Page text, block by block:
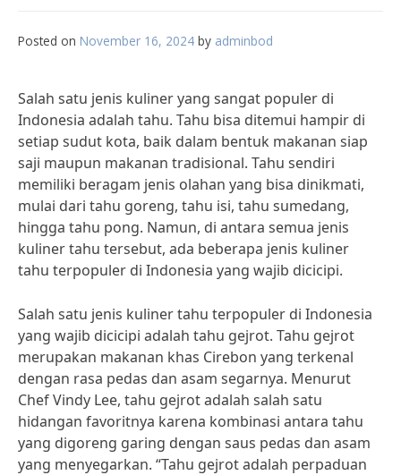
Posted on November 16, 2024 by adminbod
Salah satu jenis kuliner yang sangat populer di
Indonesia adalah tahu. Tahu bisa ditemui hampir di
setiap sudut kota, baik dalam bentuk makanan siap
saji maupun makanan tradisional. Tahu sendiri
memiliki beragam jenis olahan yang bisa dinikmati,
mulai dari tahu goreng, tahu isi, tahu sumedang,
hingga tahu pong. Namun, di antara semua jenis
kuliner tahu tersebut, ada beberapa jenis kuliner
tahu terpopuler di Indonesia yang wajib dicicipi.
Salah satu jenis kuliner tahu terpopuler di Indonesia
yang wajib dicicipi adalah tahu gejrot. Tahu gejrot
merupakan makanan khas Cirebon yang terkenal
dengan rasa pedas dan asam segarnya. Menurut
Chef Vindy Lee, tahu gejrot adalah salah satu
hidangan favoritnya karena kombinasi antara tahu
yang digoreng garing dengan saus pedas dan asam
yang menyegarkan. “Tahu gejrot adalah perpaduan